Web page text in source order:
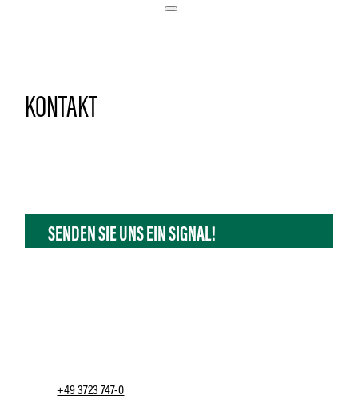
KONTAKT
SENDEN SIE UNS EIN SIGNAL!
+49 3723 747-0